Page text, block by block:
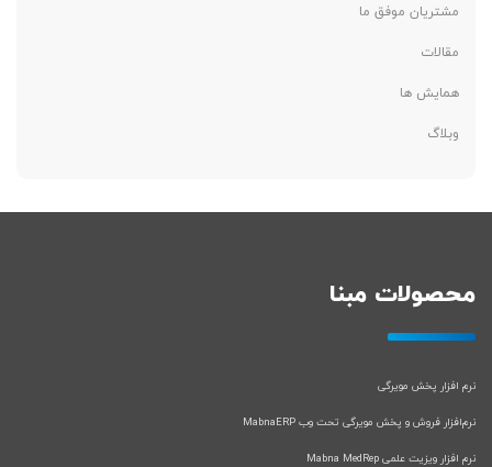
مشتریان موفق ما
مقالات
همایش ها
وبلاگ
محصولات مبنا
نرم افزار پخش مویرگی
نرم‌افزار فروش و پخش مویرگی تحت وب MabnaERP
نرم افزار ویزیت علمی Mabna MedRep